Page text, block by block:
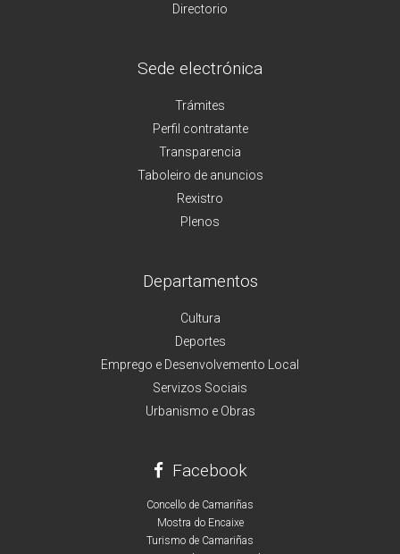
Directorio
Sede electrónica
Trámites
Perfil contratante
Transparencia
Taboleiro de anuncios
Rexistro
Plenos
Departamentos
Cultura
Deportes
Emprego e Desenvolvemento Local
Servizos Sociais
Urbanismo e Obras
Facebook
Concello de Camariñas
Mostra do Encaixe
Turismo de Camariñas